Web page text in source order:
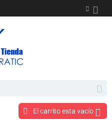
El carrito esta vacío